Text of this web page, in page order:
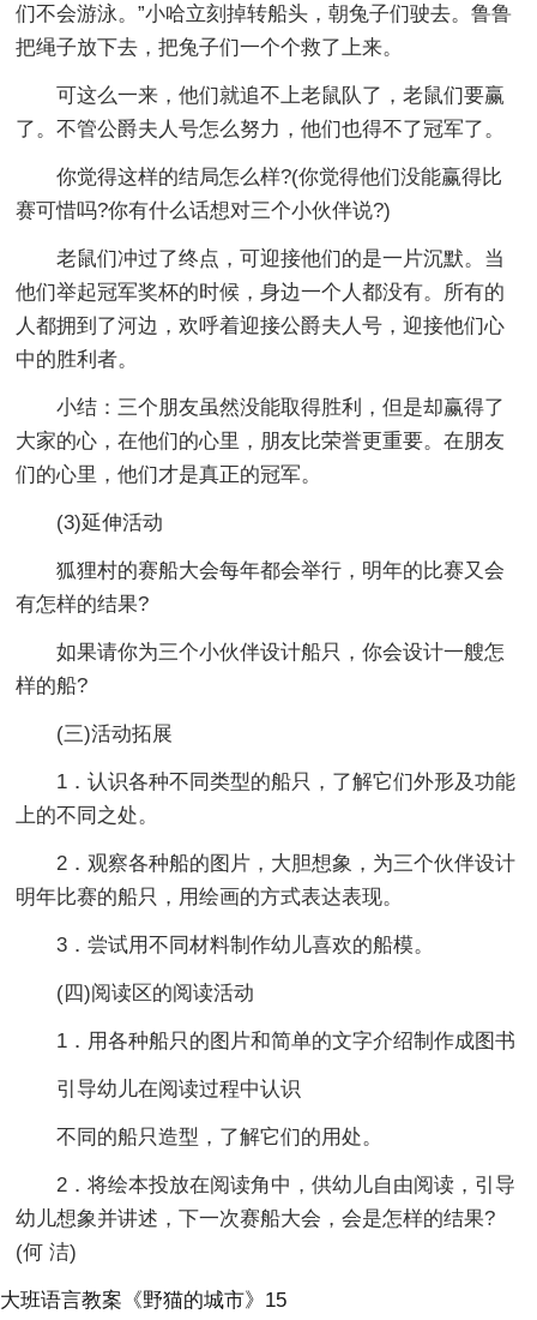
们不会游泳。”小哈立刻掉转船头，朝兔子们驶去。鲁鲁
把绳子放下去，把兔子们一个个救了上来。
可这么一来，他们就追不上老鼠队了，老鼠们要赢
了。不管公爵夫人号怎么努力，他们也得不了冠军了。
你觉得这样的结局怎么样?(你觉得他们没能赢得比
赛可惜吗?你有什么话想对三个小伙伴说?)
老鼠们冲过了终点，可迎接他们的是一片沉默。当
他们举起冠军奖杯的时候，身边一个人都没有。所有的
人都拥到了河边，欢呼着迎接公爵夫人号，迎接他们心
中的胜利者。
小结：三个朋友虽然没能取得胜利，但是却赢得了
大家的心，在他们的心里，朋友比荣誉更重要。在朋友
们的心里，他们才是真正的冠军。
(3)延伸活动
狐狸村的赛船大会每年都会举行，明年的比赛又会
有怎样的结果?
如果请你为三个小伙伴设计船只，你会设计一艘怎
样的船?
(三)活动拓展
1．认识各种不同类型的船只，了解它们外形及功能
上的不同之处。
2．观察各种船的图片，大胆想象，为三个伙伴设计
明年比赛的船只，用绘画的方式表达表现。
3．尝试用不同材料制作幼儿喜欢的船模。
(四)阅读区的阅读活动
1．用各种船只的图片和简单的文字介绍制作成图书
引导幼儿在阅读过程中认识
不同的船只造型，了解它们的用处。
2．将绘本投放在阅读角中，供幼儿自由阅读，引导
幼儿想象并讲述，下一次赛船大会，会是怎样的结果?
(何 洁)
大班语言教案《野猫的城市》15